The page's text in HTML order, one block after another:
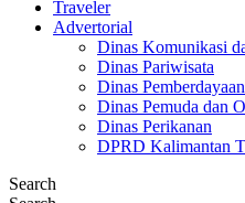
Traveler
Advertorial
Dinas Komunikasi
Dinas Pariwisata
Dinas
Dinas Pemuda dan
Dinas Perikanan
DPRD Kalimantan
Search